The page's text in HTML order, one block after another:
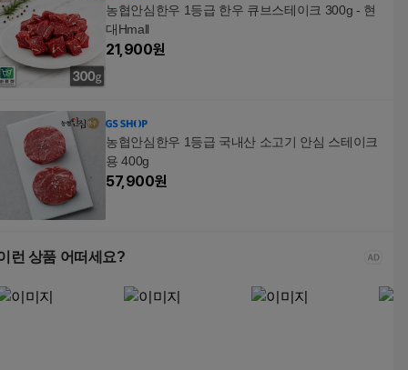
농협안심한우 1등급 한우 큐브스테이크 300g - 현
대Hmall
21,900원
농협안심한우 1등급 국내산 소고기 안심 스테이크
용 400g
57,900원
런 상품 어떠세요?